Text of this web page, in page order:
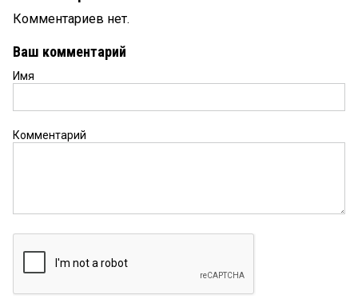
Комментариев нет.
Ваш комментарий
Имя
Комментарий